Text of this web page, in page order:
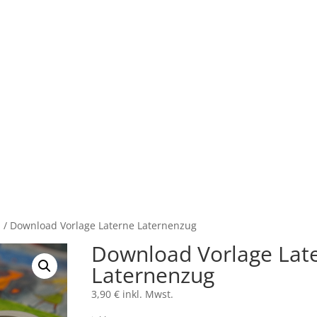
/ Download Vorlage Laterne Laternenzug
Download Vorlage
Laternenzug
3,90 € inkl. Mwst.